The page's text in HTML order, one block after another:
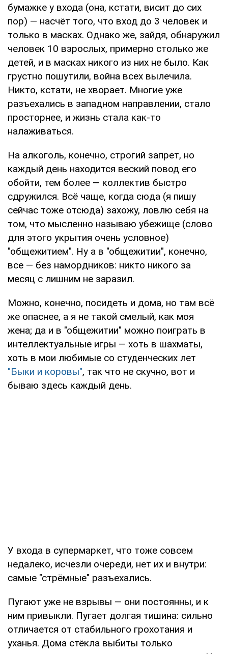
бумажке у входа (она, кстати, висит до сих
пор) — насчёт того, что вход до 3 человек и
только в масках. Однако же, зайдя, обнаружил
человек 10 взрослых, примерно столько же
детей, и в масках никого из них не было. Как
грустно пошутили, война всех вылечила.
Никто, кстати, не хворает. Многие уже
разъехались в западном направлении, стало
просторнее, и жизнь стала как-то
налаживаться.
На алкоголь, конечно, строгий запрет, но
каждый день находится веский повод его
обойти, тем более — коллектив быстро
сдружился. Всё чаще, когда сюда (я пишу
сейчас тоже отсюда) захожу, ловлю себя на
том, что мысленно называю убежище (слово
для этого укрытия очень условное)
"общежитием". Ну а в "общежитии", конечно,
все — без намордников: никто никого за
месяц с лишним не заразил.
Можно, конечно, посидеть и дома, но там всё
же опаснее, а я не такой смелый, как моя
жена; да и в "общежитии" можно поиграть в
интеллектуальные игры — хоть в шахматы,
хоть в мои любимые со студенческих лет
"Быки и коровы", так что не скучно, вот и
бываю здесь каждый день.
У входа в супермаркет, что тоже совсем
недалеко, исчезли очереди, нет их и внутри:
самые "стрёмные" разъехались.
Пугают уже не взрывы — они постоянны, и к
ним привыкли. Пугает долгая тишина: сильно
отличается от стабильного грохотания и
уханья. Дома стёкла выбиты только